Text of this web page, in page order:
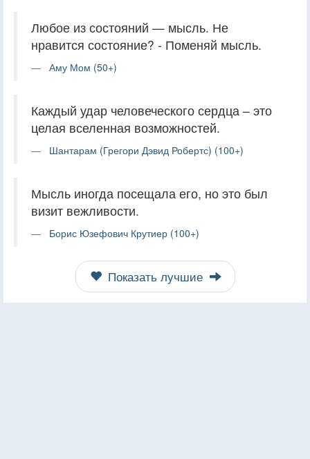
Любое из состояний — мысль. Не
нравится состояние? - Поменяй мысль.
Аму Мом (50+)
Каждый удар человеческого сердца – это
целая вселенная возможностей.
Шантарам (Грегори Дэвид Робертс) (100+)
Мысль иногда посещала его, но это был
визит вежливости.
Борис Юзефович Крутиер (100+)
Показать лучшие